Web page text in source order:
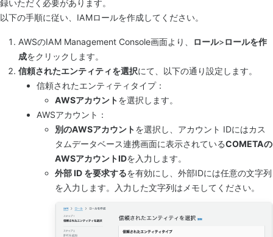
録いただく必要があります。
以下の手順に従い、IAMロールを作成してください。
AWSのIAM Management Console画面より、 ロール>ロールを作
成をクリックします。
信頼されたエンティティを選択にて、以下の通り設定します。
信頼されたエンティティタイプ：
AWSアカウントを選択します。
AWSアカウント：
別のAWSアカウントを選択し、アカウント IDにはカス
タムデータベース連携画面に表示されているCOMETAの
AWSアカウントIDを入力します。
外部 ID を要求するを有効にし、外部IDには任意の文字列
を入力します。入力した文字列はメモしてください。